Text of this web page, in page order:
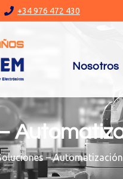
+34 976 472 430
Nosotros
–